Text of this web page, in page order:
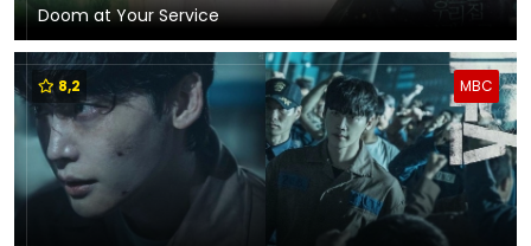
Doom at Your Service
MBC
8,2